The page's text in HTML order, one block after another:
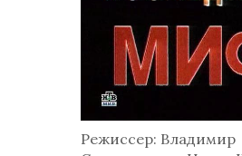
Режиссер: Владимир